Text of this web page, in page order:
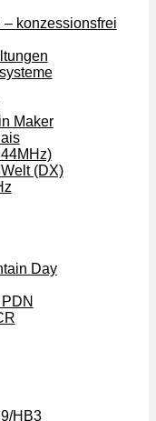
– konzessionsfrei
Maker
(DX)
Day
HB3